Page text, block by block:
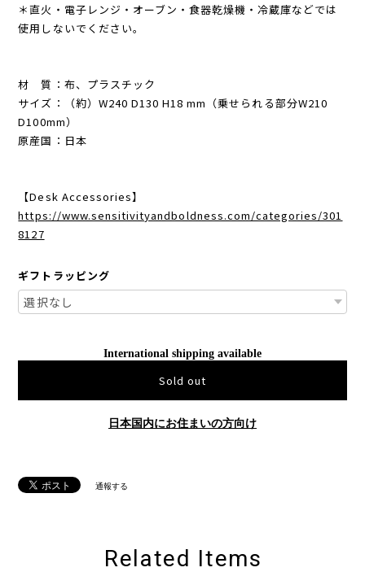
＊直火・電子レンジ・オーブン・食器乾燥機・冷蔵庫などでは
使用しないでください。
材 質：布、プラスチック
サイズ：（約）W240 D130 H18 mm（乗せられる部分W210
D100mm）
原産国：日本
【Desk Accessories】
https://www.sensitivityandboldness.com/categories/301
8127
ギフトラッピング
International shipping available
Sold out
日本国内にお住まいの方向け
通報する
Related Items